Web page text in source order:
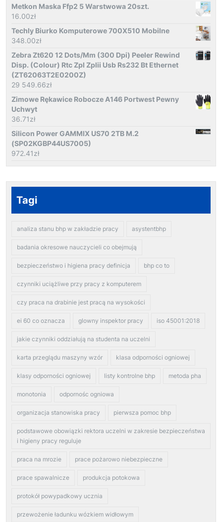
Metkon Maska Ffp2 5 Warstwowa 20szt.
16.00zł
Techly Biurko Komputerowe 700X510 Mobilne
348.00zł
Zebra Zt620 12 Dots/Mm (300 Dpi) Peeler Rewind
Disp. (Colour) Rtc Zpl Zplii Usb Rs232 Bt Ethernet
(ZT62063T2E0200Z)
29 549.66zł
Zimowe Rękawice Robocze A146 Portwest Pewny
Uchwyt
36.71zł
Silicon Power GAMMIX US70 2TB M.2
(SP02KGBP44US7005)
972.41zł
Tagi
analiza stanu bhp w zakładzie pracy asystentbhp
badania okresowe nauczycieli co obejmują
bezpieczeństwo i higiena pracy definicja bhp co to
czynniki uciążliwe przy pracy z komputerem
czy praca na drabinie jest pracą na wysokości
ei 60 co oznacza glowny inspektor pracy iso 45001:2018
jakie czynniki oddziałują na studenta na uczelni
karta przeglądu maszyny wzór klasa odporności ogniowej
klasy odporności ogniowej listy kontrolne bhp metoda pha
monotonia odpornośc ogniowa
organizacja stanowiska pracy pierwsza pomoc bhp
podstawowe obowiązki rektora uczelni w zakresie bezpieczeństwa
i higieny pracy reguluje
praca na mrozie prace pożarowo niebezpieczne
prace spawalnicze produkcja potokowa
protokół powypadkowy ucznia
przewożenie ładunku wózkiem widłowym